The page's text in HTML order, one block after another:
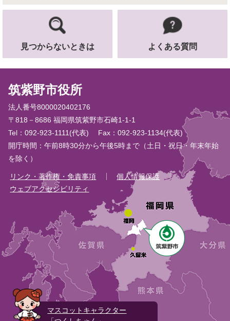
見つからないときは よくある質問
筑紫野市役所
法人番号8000020402176
〒818－8686 福岡県筑紫野市石崎1-1-1
Tel：092-923-1111(代表)
Fax：092-923-1134(代表)
開庁時間：午前8時30分から午後5時まで（土日・祝日・年末年始
を除く）
リンク・著作権・免責事項
個人情報保護
ウェブアクセシビリティ
マスコットキャラクター